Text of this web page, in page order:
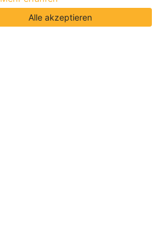
Alle akzeptieren